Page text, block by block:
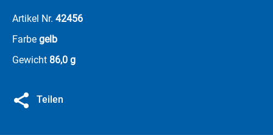
Artikel Nr. 42456
Farbe gelb
Gewicht 86,0 g
Teilen